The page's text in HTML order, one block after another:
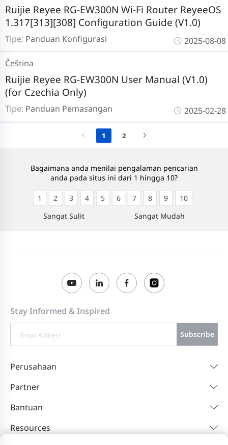
Tipe: Panduan Konfigurasi
Ruijie Reyee RG-EW300N Wi-Fi Router ReyeeOS
1.317[313][308] Configuration Guide (V1.0)
2025-08-08
Tipe: Panduan Pemasangan
Ruijie Reyee RG-EW300N User Manual (V1.0)
(for Czechia Only)
Čeština
2025-02-28
1 2
Bagaimana anda menilai pengalaman pencarian
anda pada situs ini dari 1 hingga 10?
Sangat Sulit
1 2 3 4 5 6 7 8 9
10
Sangat Mudah
Stay Informed & Inspired
Subscribe
Perusahaan
Partner
Bantuan
Resources